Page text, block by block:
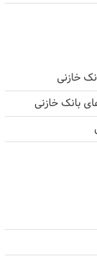
خازنی
بانک خازنی